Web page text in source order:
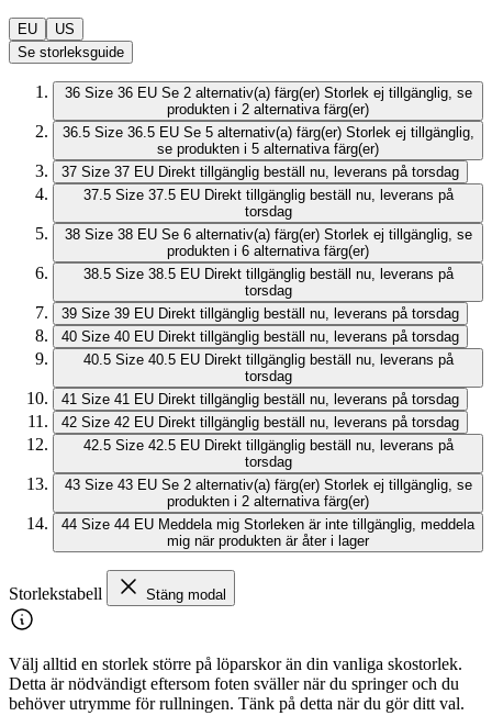
EU
US
Se storleksguide
36 Size 36 EU Se 2 alternativ(a) färg(er) Storlek ej tillgänglig, se
produkten i 2 alternativa färg(er)
36.5 Size 36.5 EU Se 5 alternativ(a) färg(er) Storlek ej tillgänglig,
se produkten i 5 alternativa färg(er)
37 Size 37 EU Direkt tillgänglig beställ nu, leverans på torsdag
37.5 Size 37.5 EU Direkt tillgänglig beställ nu, leverans på
torsdag
38 Size 38 EU Se 6 alternativ(a) färg(er) Storlek ej tillgänglig, se
produkten i 6 alternativa färg(er)
38.5 Size 38.5 EU Direkt tillgänglig beställ nu, leverans på
torsdag
39 Size 39 EU Direkt tillgänglig beställ nu, leverans på torsdag
40 Size 40 EU Direkt tillgänglig beställ nu, leverans på torsdag
40.5 Size 40.5 EU Direkt tillgänglig beställ nu, leverans på
torsdag
41 Size 41 EU Direkt tillgänglig beställ nu, leverans på torsdag
42 Size 42 EU Direkt tillgänglig beställ nu, leverans på torsdag
42.5 Size 42.5 EU Direkt tillgänglig beställ nu, leverans på
torsdag
43 Size 43 EU Se 2 alternativ(a) färg(er) Storlek ej tillgänglig, se
produkten i 2 alternativa färg(er)
44 Size 44 EU Meddela mig Storleken är inte tillgänglig, meddela
mig när produkten är åter i lager
Storlekstabell Stäng modal
Välj alltid en storlek större på löparskor än din vanliga skostorlek.
Detta är nödvändigt eftersom foten sväller när du springer och du
behöver utrymme för rullningen. Tänk på detta när du gör ditt val.